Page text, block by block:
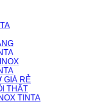
GIÁ RẺ
THẤT
TINTA